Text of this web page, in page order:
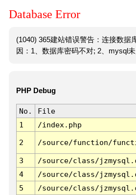
Database Error
(1040) 365建站错误警告：连接数据
因：1、数据库密码不对; 2、mysql未
PHP Debug
No. File
1
/index.php
2 /source/function/
3 /source/class/
4
/source/class/
5
/source/class/